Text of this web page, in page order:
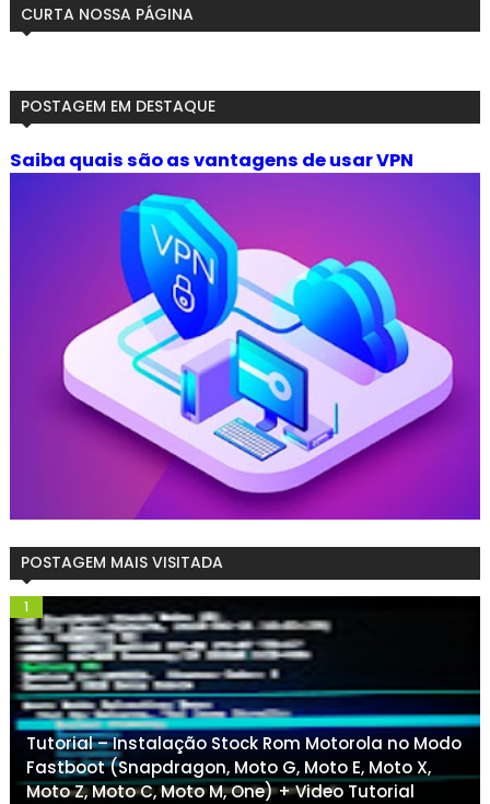
CURTA NOSSA PÁGINA
POSTAGEM EM DESTAQUE
Saiba quais são as vantagens de usar VPN
POSTAGEM MAIS VISITADA
Tutorial – Instalação Stock Rom Motorola no Modo
Fastboot (Snapdragon, Moto G, Moto E, Moto X,
Moto Z, Moto C, Moto M, One) + Video Tutorial